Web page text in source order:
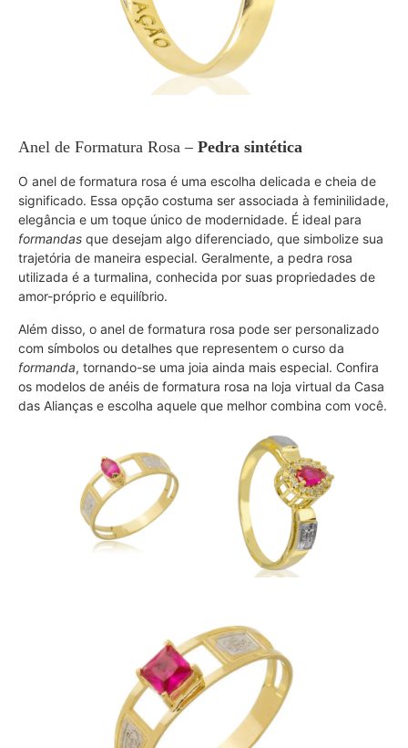
Anel de Formatura Rosa – Pedra sintética
O anel de formatura rosa é uma escolha delicada e cheia de
significado. Essa opção costuma ser associada à feminilidade,
elegância e um toque único de modernidade. É ideal para
formandas que desejam algo diferenciado, que simbolize sua
trajetória de maneira especial. Geralmente, a pedra rosa
utilizada é a turmalina, conhecida por suas propriedades de
amor-próprio e equilíbrio.
Além disso, o anel de formatura rosa pode ser personalizado
com símbolos ou detalhes que representem o curso da
formanda, tornando-se uma joia ainda mais especial. Confira
os modelos de anéis de formatura rosa na loja virtual da Casa
das Alianças e escolha aquele que melhor combina com você.